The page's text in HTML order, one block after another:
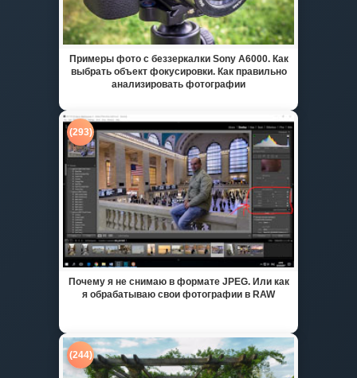
Примеры фото с беззеркалки Sony A6000. Как
выбрать объект фокусировки. Как правильно
анализировать фотографии
(293)
Почему я не снимаю в формате JPEG. Или как
я обрабатываю свои фотографии в RAW
(244)